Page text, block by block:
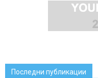
Последни публикации